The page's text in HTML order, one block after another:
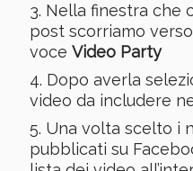
Nella finestra che
post scorriamo
voce Video Party
Dopo averla
video da includere
Una volta scelto i
pubblicati su